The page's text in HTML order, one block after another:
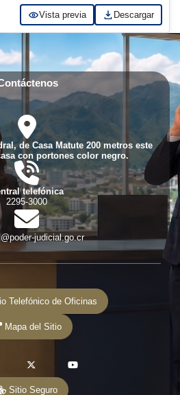
Vista previa Descargar
fas
fa-
location-
dot
de Casa Matute 200 metros este
con portones color negro.
fa-
phone-
volume
telefónica
2295-3000
fas
fa-
envelope
judicial.go.cr
Telefónico de Oficinas
Mapa del Sitio
fa-
fa-
Sitio Seguro